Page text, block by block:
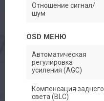
Отношение сигнал/
шум
OSD МЕНЮ
Автоматическая
регулировка
усиления (AGC)
Компенсация заднего
света (BLC)